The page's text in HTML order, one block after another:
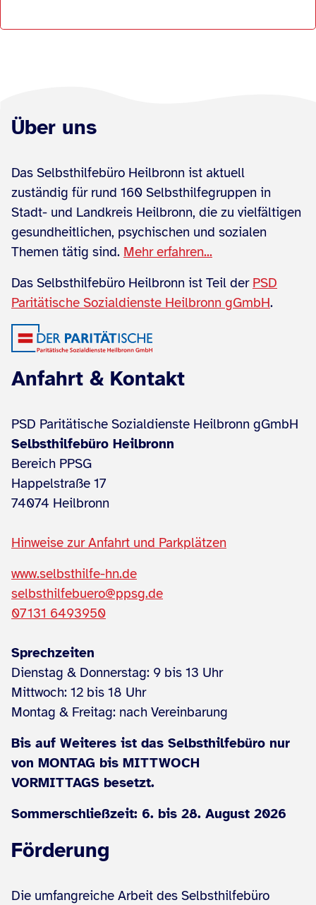
Über uns
Das Selbsthilfebüro Heilbronn ist aktuell
zuständig für rund 160 Selbsthilfegruppen in
Stadt- und Landkreis Heilbronn, die zu vielfältigen
gesundheitlichen, psychischen und sozialen
Themen tätig sind. Mehr erfahren...
Das Selbsthilfebüro Heilbronn ist Teil der PSD
Paritätische Sozialdienste Heilbronn gGmbH.
Anfahrt & Kontakt
PSD Paritätische Sozialdienste Heilbronn gGmbH
Selbsthilfebüro Heilbronn
Bereich PPSG
Happelstraße 17
74074 Heilbronn
Hinweise zur Anfahrt und Parkplätzen
www.selbsthilfe-hn.de
selbsthilfebuero@ppsg.de
07131 6493950
Sprechzeiten
Dienstag & Donnerstag: 9 bis 13 Uhr
Mittwoch: 12 bis 18 Uhr
Montag & Freitag: nach Vereinbarung
Bis auf Weiteres ist das Selbsthilfebüro nur
von MONTAG bis MITTWOCH
VORMITTAGS besetzt.
Sommerschließzeit: 6. bis 28. August 2026
Förderung
Die umfangreiche Arbeit des Selbsthilfebüro